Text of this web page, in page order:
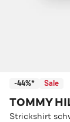
-44%* Sale
TOMMY
Strickshirt